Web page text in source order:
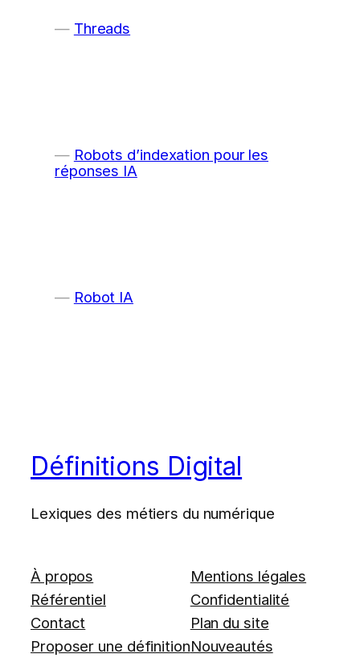
Threads
Robots d’indexation pour les
réponses IA
Robot IA
Définitions Digital
Lexiques des métiers du numérique
À propos
Référentiel
Contact
Proposer une définition
Mentions légales
Confidentialité
Plan du site
Nouveautés